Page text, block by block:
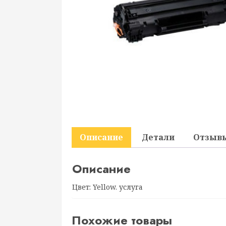
Описание Детали
Описание
Цвет: Yellow. услуга
Похожие товары